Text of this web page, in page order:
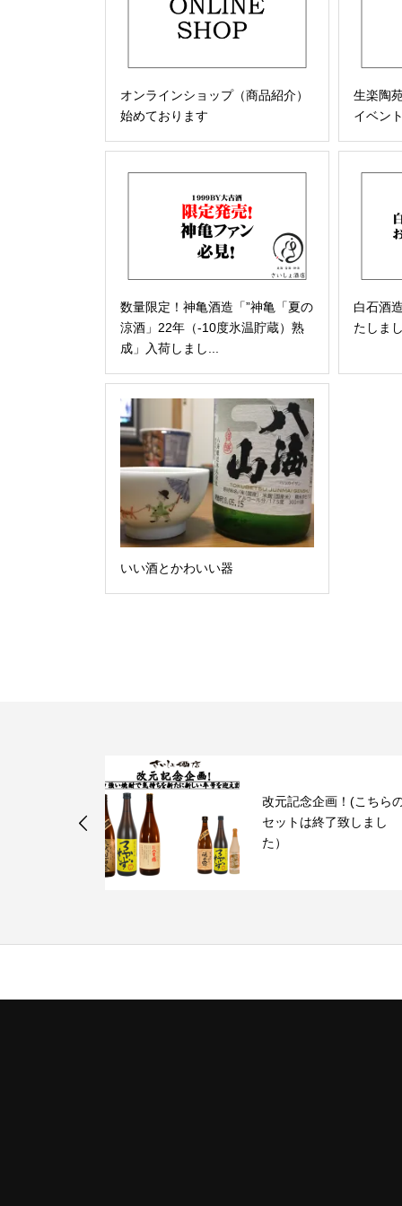
オンラインショップ（商品紹介）
始めております
生楽陶
イベン
数量限定！神亀酒造「”神亀「夏の
涼酒」22年（-10度氷温貯蔵）熟
成」入荷しまし...
白石酒
たしま
いい酒とかわいい器
お待たせいたしました！
夏の贈り物のチラシでき
ました！